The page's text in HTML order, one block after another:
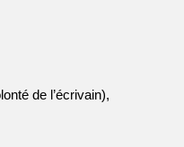
de l’écrivain),